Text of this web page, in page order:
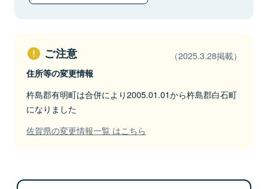
ご注意 （2025.3.28掲載）
住所等の変更情報
杵島郡有明町は合併により2005.01.01から杵島郡白石町
になりました
佐賀県の変更情報一覧 はこちら